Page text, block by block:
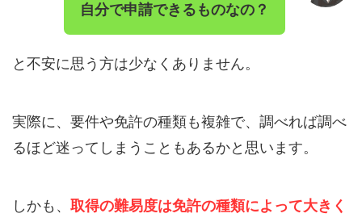
自分で申請できるものなの？
と不安に思う方は少なくありません。
実際に、要件や免許の種類も複雑で、調べれば調べ
るほど迷ってしまうこともあるかと思います。
しかも、 取得の難易度は免許の種類によって大きく